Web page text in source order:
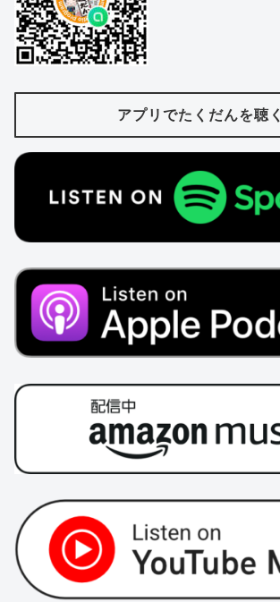
アプリでたくだんを聴く